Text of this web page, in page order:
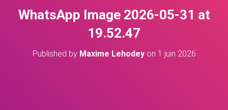
WhatsApp Image 2026-05-31 at
19.52.47
Published by Maxime Lehodeyon 1 juin 2026